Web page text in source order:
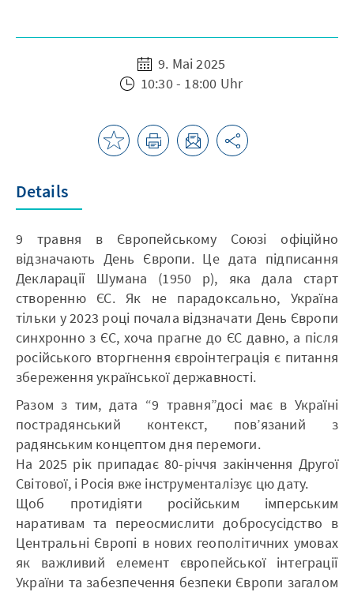
9. Mai 2025
10:30 - 18:00 Uhr
Details
9 травня в Європейському Союзі офіційно
відзначають День Європи. Це дата підписання
Декларації Шумана (1950 р), яка дала старт
створенню ЄС. Як не парадоксально, Україна
тільки у 2023 році почала відзначати День Європи
синхронно з ЄС, хоча прагне до ЄС давно, а після
російського вторгнення євроінтеграція є питання
збереження української державності.
Разом з тим, дата “9 травня”досі має в Україні
пострадянський контекст, пов’язаний з
радянським концептом дня перемоги.
На 2025 рік припадає 80-річчя закінчення Другої
Світової, і Росія вже інструменталізує цю дату.
Щоб протидіяти російським імперським
наративам та переосмислити добросусідство в
Центральні Європі в нових геополітичних умовах
як важливий елемент європейської інтеграції
України та забезпечення безпеки Європи загалом